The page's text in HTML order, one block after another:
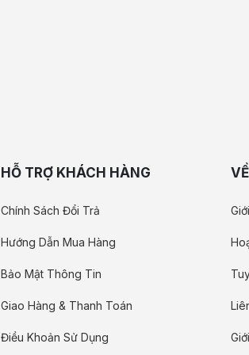
HỖ TRỢ KHÁCH HÀNG
Chính Sách Đổi Trả
Hướng Dẫn Mua Hàng
Bảo Mật Thông Tin
Giao Hàng & Thanh Toán
Điều Khoản Sử Dụng